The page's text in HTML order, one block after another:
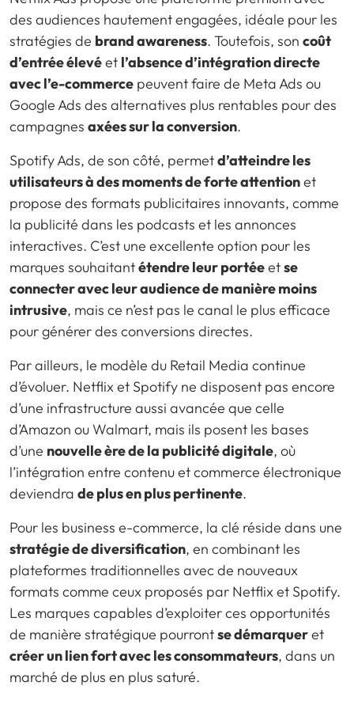
des audiences hautement engagées, idéale pour les
stratégies de brand awareness. Toutefois, son coût
d’entrée élevéet l’absence d’intégration directe
avec l’e-commerce peuvent faire de Meta Ads ou
Google Ads des alternatives plus rentables pour des
campagnes axées sur la conversion.
Spotify Ads, de son côté, permetd’atteindre les
utilisateurs à des moments de forte attentionet
propose des formats publicitaires innovants, comme
la publicité dans les podcasts et les annonces
interactives. C’est une excellente option pour les
marques souhaitantétendre leur portéeetse
connecter avec leur audience de manière moins
intrusive, mais ce n’est pas le canal le plus efficace
pour générer des conversions directes.
Par ailleurs, le modèle du Retail Media continue
d’évoluer. Netflix et Spotify ne disposent pas encore
d’une infrastructure aussi avancée que celle
d’Amazon ou Walmart, mais ils posent les bases
d’une nouvelle ère de la publicité digitale, où
l’intégration entre contenu et commerce électronique
deviendra de plus en plus pertinente.
Pour les business e-commerce, la clé réside dans une
stratégie de diversification, en combinant les
plateformes traditionnelles avec de nouveaux
formats comme ceux proposés par Netflix et Spotify.
Les marques capables d’exploiter ces opportunités
de manière stratégique pourrontse démarqueret
créer un lien fort avec les consommateurs, dans un
marché de plus en plus saturé.